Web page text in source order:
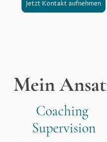
Jetzt Kontakt aufnehmen
Mein
Coaching
Supervision